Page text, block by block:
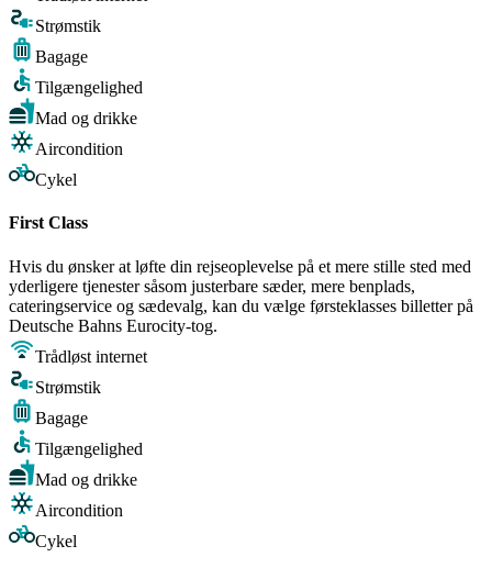
Strømstik
Bagage
Tilgængelighed
Mad og drikke
Aircondition
Cykel
First Class
Hvis du ønsker at løfte din rejseoplevelse på et mere stille sted med
yderligere tjenester såsom justerbare sæder, mere benplads,
cateringservice og sædevalg, kan du vælge førsteklasses billetter på
Deutsche Bahns Eurocity-tog.
Trådløst internet
Strømstik
Bagage
Tilgængelighed
Mad og drikke
Aircondition
Cykel